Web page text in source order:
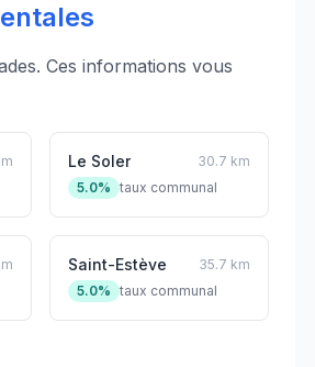
Ces informations vous
Le Soler
30.7 km
5.0% taux communal
Saint-Estève
35.7 km
5.0% taux communal